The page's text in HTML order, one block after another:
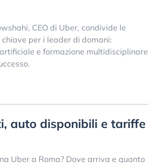
CEO di Uber, condivide le
per i leader di domani:
e formazione multidisciplinare
auto disponibili e tariffe
Uber a Roma? Dove arriva e quanto